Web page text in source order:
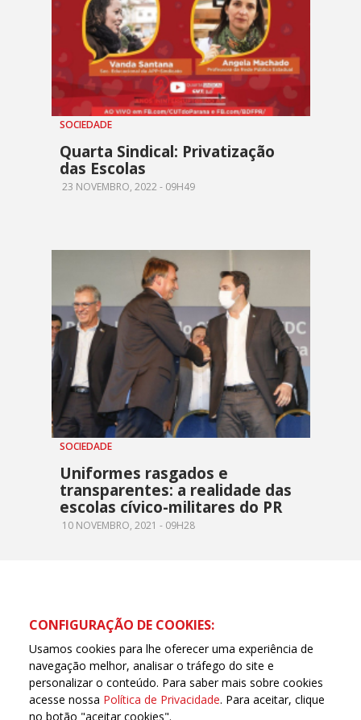
SOCIEDADE
Quarta Sindical: Privatização
das Escolas
23 NOVEMBRO, 2022 - 09H49
SOCIEDADE
Uniformes rasgados e
transparentes: a realidade das
escolas cívico-militares do PR
10 NOVEMBRO, 2021 - 09H28
CONFIGURAÇÃO DE COOKIES:
Usamos cookies para lhe oferecer uma experiência de
navegação melhor, analisar o tráfego do site e
personalizar o conteúdo. Para saber mais sobre cookies
acesse nossa Política de Privacidade. Para aceitar, clique
no botão "aceitar cookies".